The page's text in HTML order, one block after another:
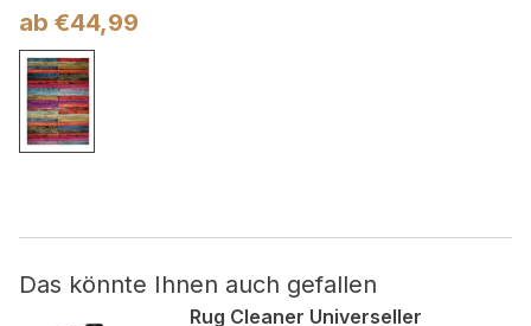
ab €44,99
Das könnte Ihnen auch gefallen
Rug Cleaner Universeller
Websites hinweg zu verfolgen. Das Ziel ist es, Anzeigen
anzuzeigen, die für den einzelnen Benutzer relevant und
ansprechend sind und somit wertvoller für Herausgeber und
Werbetreibende Dritter sind.
Nicht kategorisiert.
wurden.
Alle ablehnen